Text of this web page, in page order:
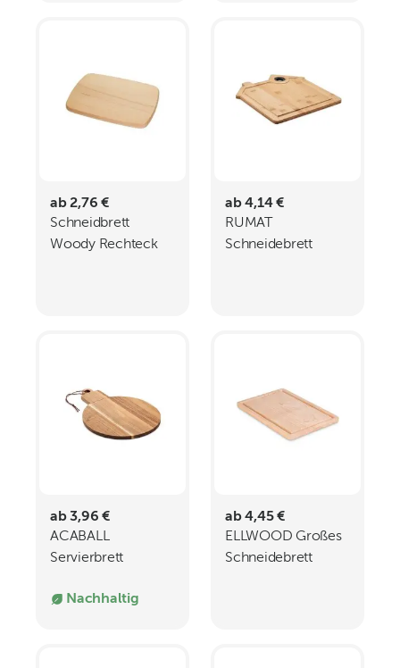
ab 2,76 €
Schneidbrett
Woody Rechteck
ab 4,14 €
RUMAT
Schneidebrett
ab 3,96 €
ACABALL
Servierbrett
Nachhaltig
ab 4,45 €
ELLWOOD Großes
Schneidebrett